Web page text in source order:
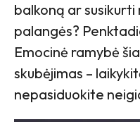
balkoną ar
palangės?
Emocinė ramybė
skubėjimas –
nepasiduokite